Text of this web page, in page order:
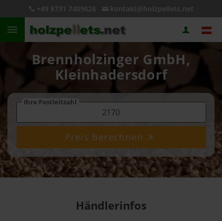
+49 8731 7409626 kontakt@holzpellets.net
Brennholzinger GmbH,
Kleinhadersdorf
Ihre Postleitzahl
Preis berechnen
Händlerinfos